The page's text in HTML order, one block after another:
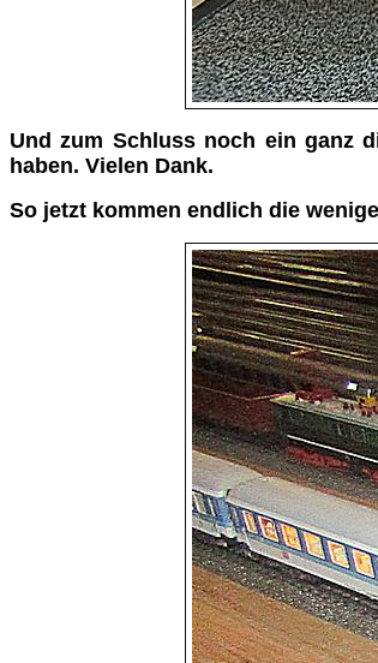
Und zum Schluss noch ein ganz
haben. Vielen Dank.
So jetzt kommen endlich die